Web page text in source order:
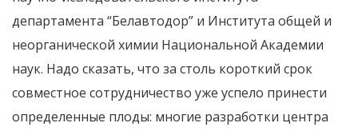
департамента “Белавтодор” и Института общей и
неорганической химии Национальной Академии
наук. Надо сказать, что за столь короткий срок
совместное сотрудничество уже успело принести
определенные плоды: многие разработки центра